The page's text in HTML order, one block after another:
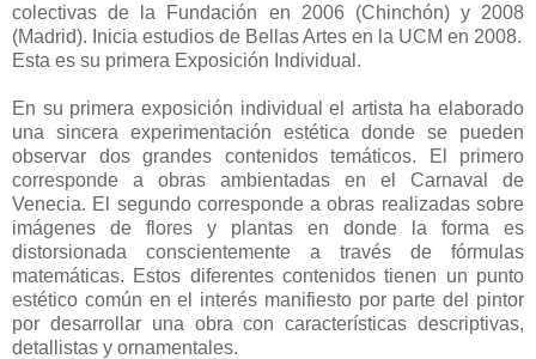
colectivas de la Fundación en 2006 (Chinchón) y 2008
(Madrid). Inicia estudios de Bellas Artes en la UCM en 2008.
Esta es su primera Exposición Individual.
En su primera exposición individual el artista ha elaborado
una sincera experimentación estética donde se pueden
observar dos grandes contenidos temáticos. El primero
corresponde a obras ambientadas en el Carnaval de
Venecia. El segundo corresponde a obras realizadas sobre
imágenes de flores y plantas en donde la forma es
distorsionada conscientemente a través de fórmulas
matemáticas. Estos diferentes contenidos tienen un punto
estético común en el interés manifiesto por parte del pintor
por desarrollar una obra con características descriptivas,
detallistas y ornamentales.